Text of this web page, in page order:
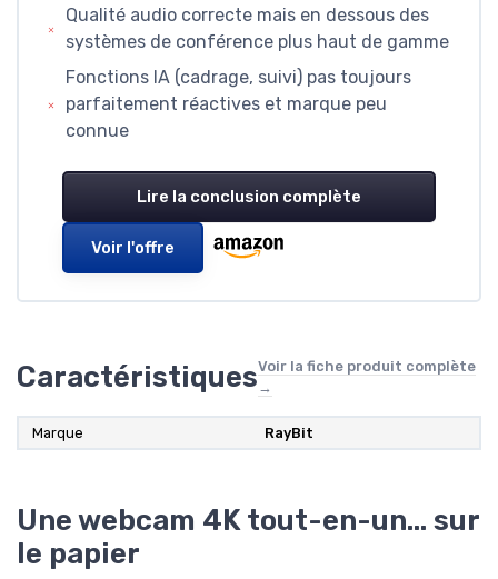
Qualité audio correcte mais en dessous des
systèmes de conférence plus haut de gamme
Fonctions IA (cadrage, suivi) pas toujours
parfaitement réactives et marque peu
connue
Lire la conclusion complète
Voir l'offre
CaractéristiquesVoir la fiche produit complète
→
Marque RayBit
Une webcam 4K tout-en-un… sur
le papier